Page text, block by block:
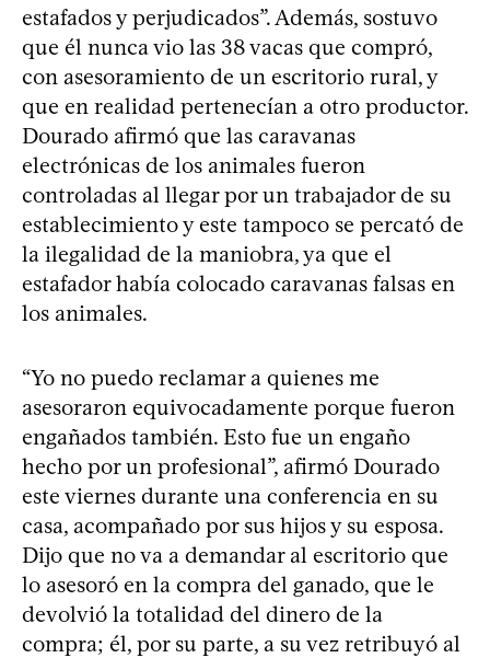
estafados y perjudicados”. Además, sostuvo
que él nunca vio las 38 vacas que compró,
con asesoramiento de un escritorio rural, y
que en realidad pertenecían a otro productor.
Dourado afirmó que las caravanas
electrónicas de los animales fueron
controladas al llegar por un trabajador de su
establecimiento y este tampoco se percató de
la ilegalidad de la maniobra, ya que el
estafador había colocado caravanas falsas en
los animales.
“Yo no puedo reclamar a quienes me
asesoraron equivocadamente porque fueron
engañados también. Esto fue un engaño
hecho por un profesional”, afirmó Dourado
este viernes durante una conferencia en su
casa, acompañado por sus hijos y su esposa.
Dijo que no va a demandar al escritorio que
lo asesoró en la compra del ganado, que le
devolvió la totalidad del dinero de la
compra; él, por su parte, a su vez retribuyó al